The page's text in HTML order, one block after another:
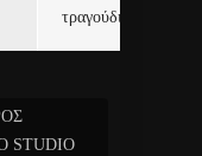
τραγούδι και video